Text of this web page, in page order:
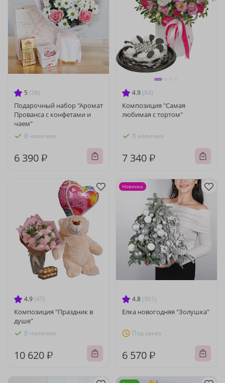
5 (38)
Подарочный набор "Аромат
Прованса с конфетами и
чаем"
В наличии
6 390 ₽
4.9 (84)
Композиция "Самая
любимая с тортом"
В наличии
7 340 ₽
4.9 (45)
Композиция "Праздник в
душе"
В наличии
10 620 ₽
4.8 (901)
Елка новогодняя "Золушка"
Под заказ
6 570 ₽
Новинка